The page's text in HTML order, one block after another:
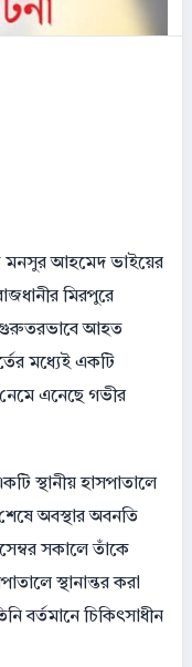
মনসুর আহমেদ ভাইয়ের
মিরপুরে
গুরুতরভাবে আহত
মধ্যেই একটি
নেমে এনেছে গভীর
স্থানীয় হাসপাতালে
অবস্থার অবনতি
সকালে তাঁকে
স্থানান্তর করা
বর্তমানে চিকিৎসাধীন